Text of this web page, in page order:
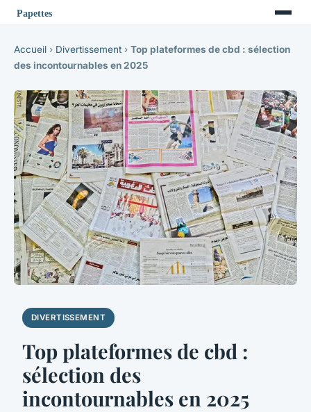
Accueil › Divertissement › Top plateformes de cbd : sélection
des incontournables en 2025
DIVERTISSEMENT
Top plateformes de cbd :
sélection des
incontournables en 2025